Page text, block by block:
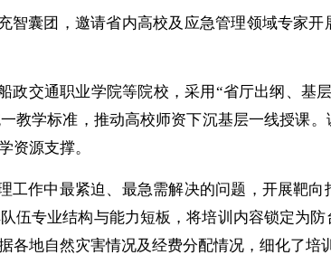
智囊团，邀请省内高校及应急管理领域专家
政交通职业学院等院校，采用 “省厅出纲、基
教学标准，推动高校师资下沉基层一线授课
资源支撑。
工作中最紧迫、最急需解决的问题，开展靶
伍专业结构与能力短板，将培训内容锁定为防
地自然灾害情况及经费分配情况，细化了培